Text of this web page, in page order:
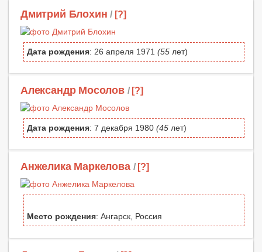
Дмитрий Блохин / [?]
Дата рождения: 26 апреля 1971 (55 лет)
Александр Мосолов / [?]
Дата рождения: 7 декабря 1980 (45 лет)
Анжелика Маркелова / [?]
Место рождения: Ангарск, Россия